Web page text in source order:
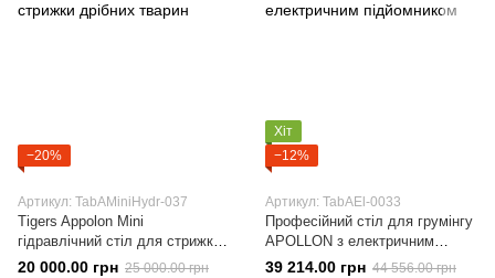
−20%
Артикул: TabAMiniHydr-037
Tigers Appolon Mini
гідравлічний стіл для стрижки
дрібних тварин
20 000.00 грн 25 000.00 грн
Хіт
−12%
Артикул: TabAEl-0033
Професійний стіл для грумінгу
APOLLON з електричним
підйомником
39 214.00 грн 44 556.00 грн